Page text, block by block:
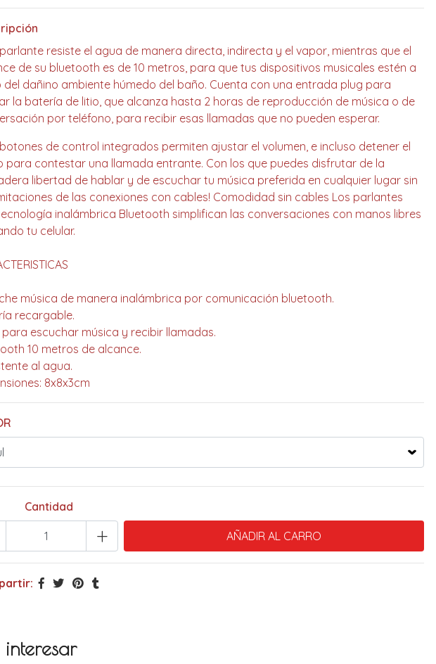
resiste el agua de manera directa, indirecta y el vapor, mientras que el
de su bluetooth es de 10 metros, para que tus dispositivos musicales estén a
del dañino ambiente húmedo del baño. Cuenta con una entrada plug para
la batería de litio, que alcanza hasta 2 horas de reproducción de música o de
por teléfono, para recibir esas llamadas que no pueden esperar.
de control integrados permiten ajustar el volumen, e incluso detener el
para contestar una llamada entrante. Con los que puedes disfrutar de la
libertad de hablar y de escuchar tu música preferida en cualquier lugar sin
de las conexiones con cables! Comodidad sin cables Los parlantes
inalámbrica Bluetooth simplifican las conversaciones con manos libres
tu celular.
música de manera inalámbrica por comunicación bluetooth.
recargable.
para escuchar música y recibir llamadas.
10 metros de alcance.
al agua.
8x8x3cm
Cantidad
+